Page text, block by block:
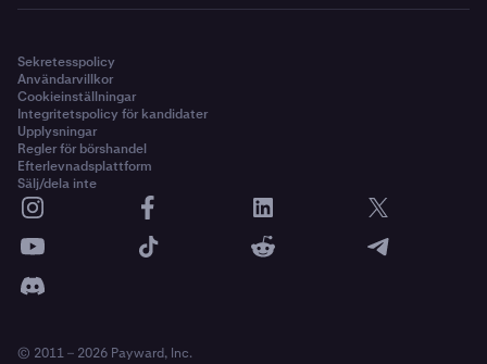
Sekretesspolicy
Användarvillkor
Cookieinställningar
Integritetspolicy för kandidater
Upplysningar
Regler för börshandel
Efterlevnadsplattform
Sälj/dela inte
© 2011 – 2026 Payward, Inc.